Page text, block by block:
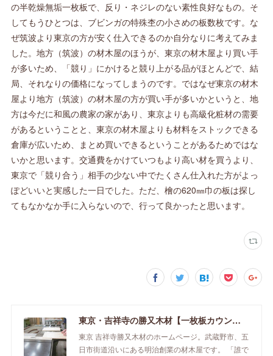
の半乾燥無垢一枚板で、反り・ネジレのない素性良好なもの。そ
してもうひとつは、ブビンガの特殊杢の小さめの板数枚です。な
ぜ筑波より東京の方が安く仕入できるのか自分なりに考えてみま
した。地方（筑波）の材木屋のほうが、東京の材木屋より買い手
が多いため、「競り」にかけると競り上がる品がほとんどで、結
局、それなりの価格になってしまうのです。ではなぜ東京の材木
屋より地方（筑波）の材木屋の方が買い手が多いかというと、地
方は今だに和風の農家の家があり、東京よりも高級化粧材の需要
があるということと、東京の材木屋よりも材料をストックできる
倉庫が広いため、まとめ買いできるということがあるためではな
いかと思います。交通費をかけていつもより高い材を買うより、
東京で「競り合う」相手の少ない中でたくさん仕入れた方がよっ
ぽどいいと実感した一日でした。ただ、檜の620㎜巾の板は探し
てもなかなか手に入らないので、行って良かったと思います。
東京・吉祥寺の勝又木材【一枚板カウンター】
東京 吉祥寺勝又木材のホームページ。武蔵野市、五
日市街道沿いにある明治創業の材木屋です。 「誰で